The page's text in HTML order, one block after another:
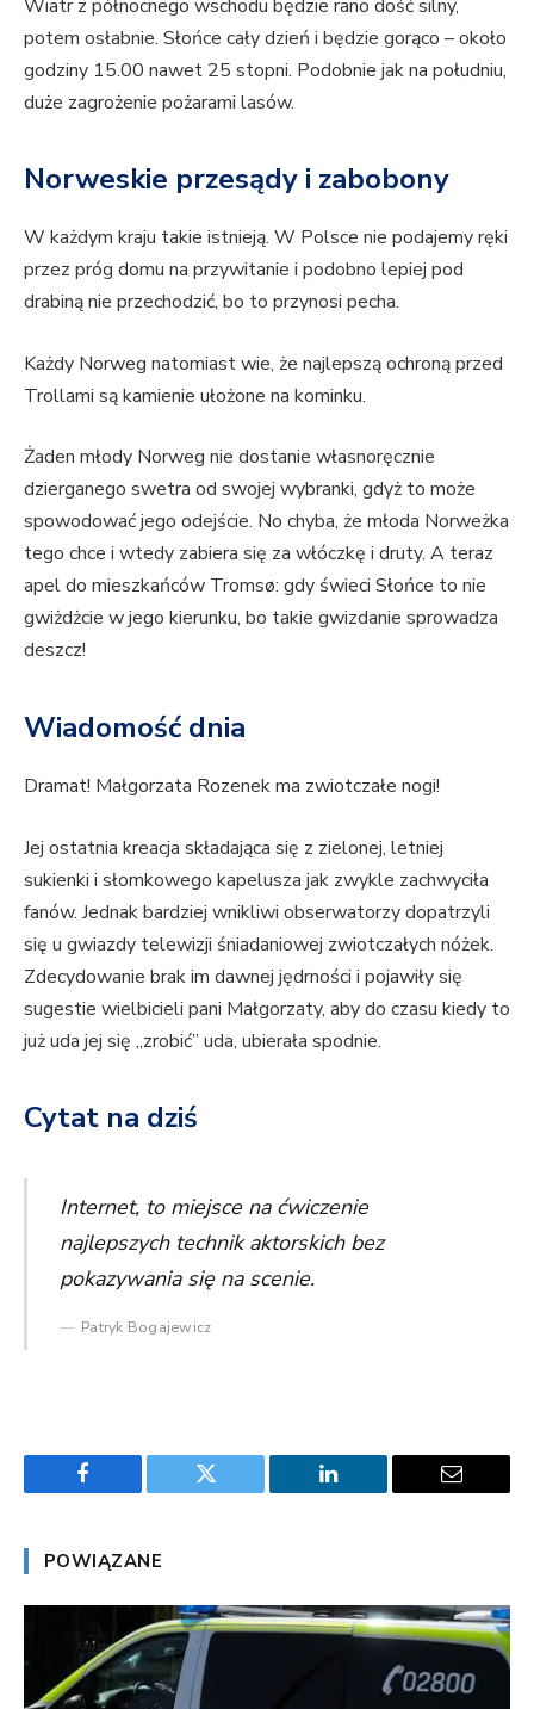
Wiatr z północnego wschodu będzie rano dość silny,
potem osłabnie. Słońce cały dzień i będzie gorąco – około
godziny 15.00 nawet 25 stopni. Podobnie jak na południu,
duże zagrożenie pożarami lasów.
Norweskie przesądy i zabobony
W każdym kraju takie istnieją. W Polsce nie podajemy ręki
przez próg domu na przywitanie i podobno lepiej pod
drabiną nie przechodzić, bo to przynosi pecha.
Każdy Norweg natomiast wie, że najlepszą ochroną przed
Trollami są kamienie ułożone na kominku.
Żaden młody Norweg nie dostanie własnoręcznie
dzierganego swetra od swojej wybranki, gdyż to może
spowodować jego odejście. No chyba, że młoda Norweżka
tego chce i wtedy zabiera się za włóczkę i druty. A teraz
apel do mieszkańców Tromsø: gdy świeci Słońce to nie
gwiżdżcie w jego kierunku, bo takie gwizdanie sprowadza
deszcz!
Wiadomość dnia
Dramat! Małgorzata Rozenek ma zwiotczałe nogi!
Jej ostatnia kreacja składająca się z zielonej, letniej
sukienki i słomkowego kapelusza jak zwykle zachwyciła
fanów. Jednak bardziej wnikliwi obserwatorzy dopatrzyli
się u gwiazdy telewizji śniadaniowej zwiotczałych nóżek.
Zdecydowanie brak im dawnej jędrności i pojawiły się
sugestie wielbicieli pani Małgorzaty, aby do czasu kiedy to
już uda jej się „zrobić” uda, ubierała spodnie.
Cytat na dziś
Internet, to miejsce na ćwiczenie
najlepszych technik aktorskich bez
pokazywania się na scenie.
Patryk Bogajewicz
Facebook Twitter LinkedIn Email
POWIĄZANE